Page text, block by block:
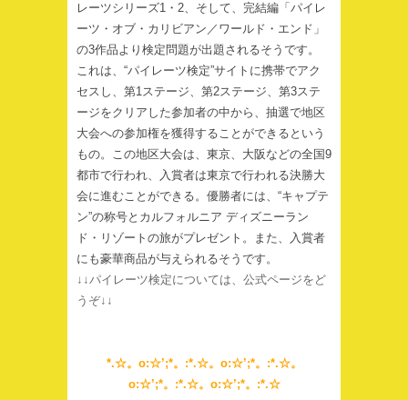
レーツシリーズ1・2、そして、完結編「パイレ
ーツ・オブ・カリビアン／ワールド・エンド」
の3作品より検定問題が出題されるそうです。
これは、“パイレーツ検定”サイトに携帯でアク
セスし、第1ステージ、第2ステージ、第3ステ
ージをクリアした参加者の中から、抽選で地区
大会への参加権を獲得することができるという
もの。この地区大会は、東京、大阪などの全国9
都市で行われ、入賞者は東京で行われる決勝大
会に進むことができる。優勝者には、“キャプテ
ン”の称号とカルフォルニア ディズニーラン
ド・リゾートの旅がプレゼント。また、入賞者
にも豪華商品が与えられるそうです。
↓↓パイレーツ検定については、公式ページをど
うぞ↓↓
*.☆。o:☆’;*。:*.☆。o:☆’;*。:*.☆。
o:☆’;*。:*.☆。o:☆’;*。:*.☆